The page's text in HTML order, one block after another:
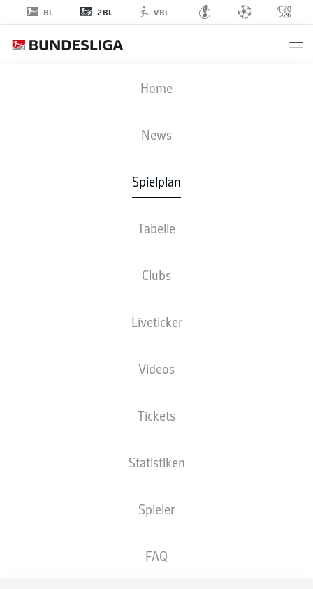
BL 2BL VBL
Home
News
Spielplan
Tabelle
Clubs
Liveticker
Videos
Tickets
Statistiken
Spieler
FAQ
OSN
AUFSTELLUNGEN
Fr., 27.11.2026 - So., 29.11.2026
Anzeige